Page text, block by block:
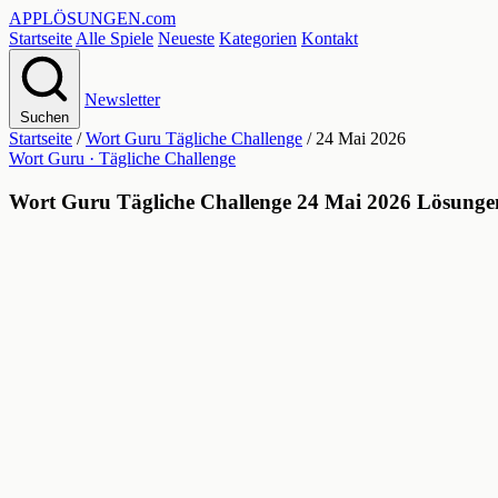
APPLÖSUNGEN.com
Startseite Alle Spiele Neueste Kategorien Kontakt
Suchen
Newsletter
Startseite / Wort Guru Tägliche Challenge / 24 Mai 2026
Wort Guru · Tägliche Challenge
Wort Guru Tägliche Challenge 24 Mai 2026